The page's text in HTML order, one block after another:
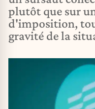
plutôt que sur
d'imposition,
gravité de la